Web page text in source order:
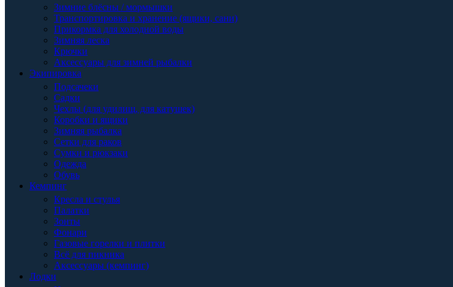
Зимние блёсны / мормышки
Транспортировка и хранение (ящики, сани)
Прикормка для холодной воды
Зимняя леска
Крючки
Аксессуары для зимней рыбалки
Экипировка
Подсачеки
Садки
Чехлы (для удилищ, для катушек)
Коробки и ящики
Зимняя рыбалка
Сетки для раков
Сумки и рюкзаки
Одежда
Обувь
Кемпинг
Кресла и стулья
Палатки
Зонты
Фонари
Газовые горелки и плитки
Всё для пикника
Аксессуары (кемпинг)
Лодки